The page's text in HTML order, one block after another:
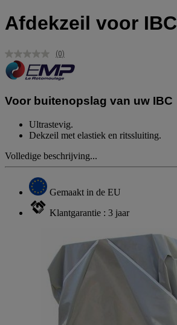
Afdekzeil voor IBC
Geen
scorewaarde.
Dezelfde
(0)
Voor buitenopslag van uw IBC
Ultrastevig.
Dekzeil met elastiek en ritssluiting.
Volledige beschrijving...
Gemaakt in de EU
Klantgarantie : 3 jaar